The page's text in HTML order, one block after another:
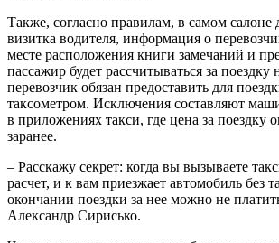
Также, согласно правилам, в самом салоне
визитка водителя, информация о
месте расположения книги замечаний и
пассажир будет рассчитываться за
перевозчик обязан предоставить для
таксометром. Исключения составляют
в приложениях такси, где цена за поездку
заранее.
– Расскажу секрет: когда вы вызываете
расчет, и к вам приезжает автомобиль без
окончании поездки за нее можно не
Александр Сирисько.